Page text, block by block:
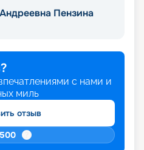
Пензина
с нами и
миль
отзыв